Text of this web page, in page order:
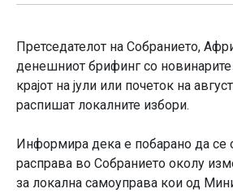
Претседателот на Собранието,
денешниот брифинг со
крајот на јули или почеток на
распишат локалните избори.
Информира дека е побарано да се
расправа во Собранието околу
за локална самоуправа кои од